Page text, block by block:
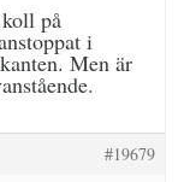
på
i
Men är
#19679